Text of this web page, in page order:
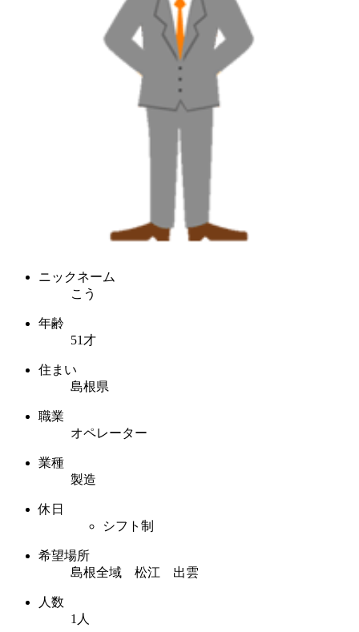
ニックネーム
こう
年齢
51才
住まい
島根県
職業
オペレーター
業種
製造
休日
シフト制
希望場所
島根全域 松江 出雲
人数
1人